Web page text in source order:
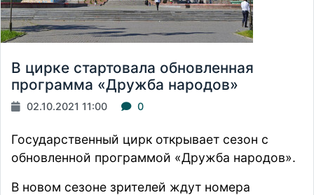
В цирке стартовала обновленная
программа «Дружба народов»
02.10.2021 11:00 0
Государственный цирк открывает сезон с
обновленной программой «Дружба народов».
В новом сезоне зрителей ждут номера